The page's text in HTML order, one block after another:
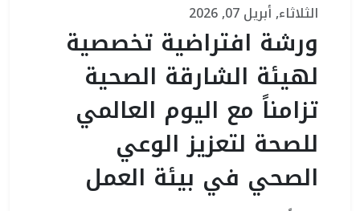
الثلاثاء, أبريل 07, 2026
ورشة افتراضية تخصصية
لهيئة الشارقة الصحية
تزامناً مع اليوم العالمي
للصحة لتعزيز الوعي
الصحي في بيئة العمل